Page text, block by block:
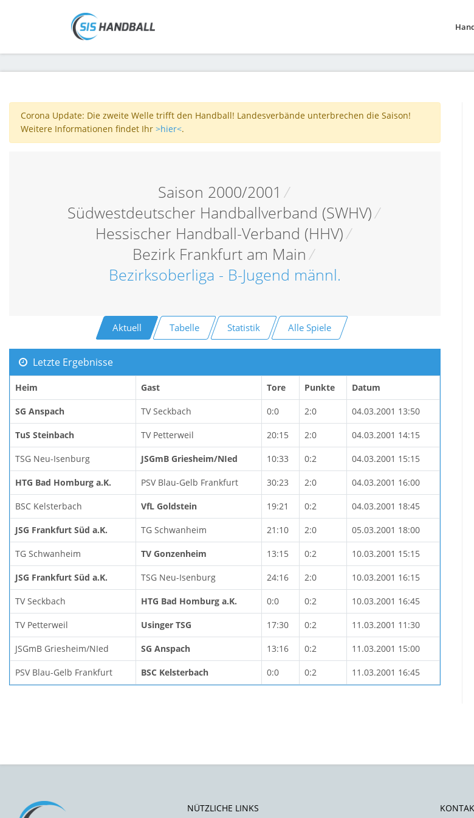
Corona Update: Die zweite Welle trifft den Handball! Landesverbände unterbrechen die Saison!
Weitere Informationen findet Ihr >hier<.
Saison 2000/2001 /
Südwestdeutscher Handballverband (SWHV)/
Hessischer Handball-Verband (HHV)/
Bezirk Frankfurt am Main /
Bezirksoberliga - B-Jugend männl.
Aktuell Tabelle Statistik Alle Spiele
Letzte Ergebnisse
Heim Gast Tore Punkte Datum
SG Anspach TV Seckbach 0:0 2:0 04.03.2001 13:50
TuS Steinbach TV Petterweil 20:15 2:0 04.03.2001 14:15
TSG Neu-Isenburg JSGmB Griesheim/NIed 10:33 0:2 04.03.2001 15:15
HTG Bad Homburg a.K. PSV Blau-Gelb Frankfurt 30:23 2:0 04.03.2001 16:00
BSC Kelsterbach VfL Goldstein 19:21 0:2 04.03.2001 18:45
JSG Frankfurt Süd a.K. TG Schwanheim 21:10 2:0 05.03.2001 18:00
TG Schwanheim TV Gonzenheim 13:15 0:2 10.03.2001 15:15
JSG Frankfurt Süd a.K. TSG Neu-Isenburg 24:16 2:0 10.03.2001 16:15
TV Seckbach HTG Bad Homburg a.K. 0:0 0:2 10.03.2001 16:45
TV Petterweil Usinger TSG 17:30 0:2 11.03.2001 11:30
JSGmB Griesheim/NIed SG Anspach 13:16 0:2 11.03.2001 15:00
PSV Blau-Gelb Frankfurt BSC Kelsterbach 0:0 0:2 11.03.2001 16:45
NÜTZLICHE LINKS